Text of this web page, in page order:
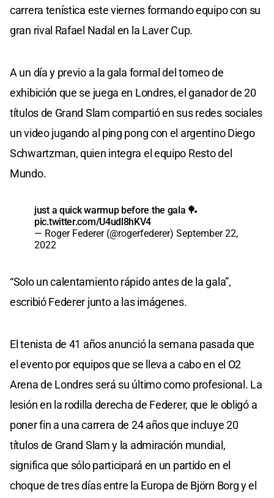
carrera tenística este viernes formando equipo con su
gran rival Rafael Nadal en la Laver Cup.
A un día y previo a la gala formal del torneo de
exhibición que se juega en Londres, el ganador de 20
títulos de Grand Slam compartió en sus redes sociales
un video jugando al ping pong con el argentino Diego
Schwartzman, quien integra el equipo Resto del
Mundo.
just a quick warmup before the gala 🏓
pic.twitter.com/U4udl8hKV4
— Roger Federer (@rogerfederer) September 22,
2022
“Solo un calentamiento rápido antes de la gala”,
escribió Federer junto a las imágenes.
El tenista de 41 años anunció la semana pasada que
el evento por equipos que se lleva a cabo en el O2
Arena de Londres será su último como profesional. La
lesión en la rodilla derecha de Federer, que le obligó a
poner fin a una carrera de 24 años que incluye 20
títulos de Grand Slam y la admiración mundial,
significa que sólo participará en un partido en el
choque de tres días entre la Europa de Björn Borg y el